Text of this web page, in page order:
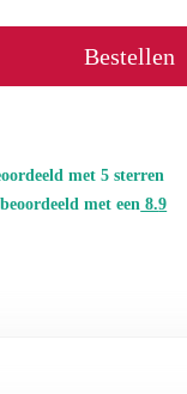
Bestellen
met 5 sterren
met een 8.9